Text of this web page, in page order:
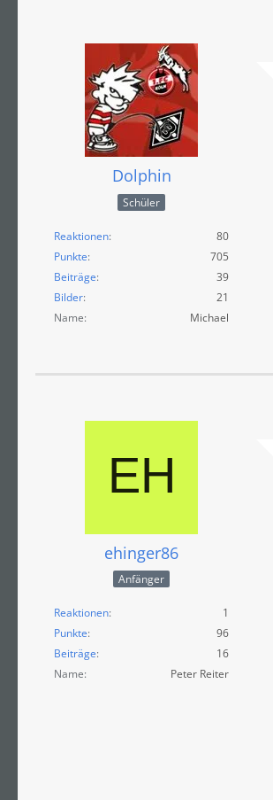
Dolphin
Schüler
Reaktionen
80
Punkte
705
Beiträge
39
Bilder
21
Name
Michael
ehinger86
Anfänger
Reaktionen
1
Punkte
96
Beiträge
16
Name
Peter Reiter